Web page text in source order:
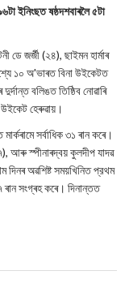
ইনিংছত ষষ্ঠদশবাৰলৈ ৫টা
ডে জৰ্জী (২৪), ছাইমন হাৰ্মাৰ
১০ অ'ভাৰত বিনা উইকেটত
বলিঙত তিষ্ঠিব নোৱাৰি
হেৰুৱায়।
সৰ্বাধিক ৩১ ৰান কৰে।
আৰু স্পীনাৰদ্বয় কুলদীপ যাদৱ
অৱশিষ্ট সময়খিনিত প্রথম
সংগ্ৰহ কৰে। দিনান্তত